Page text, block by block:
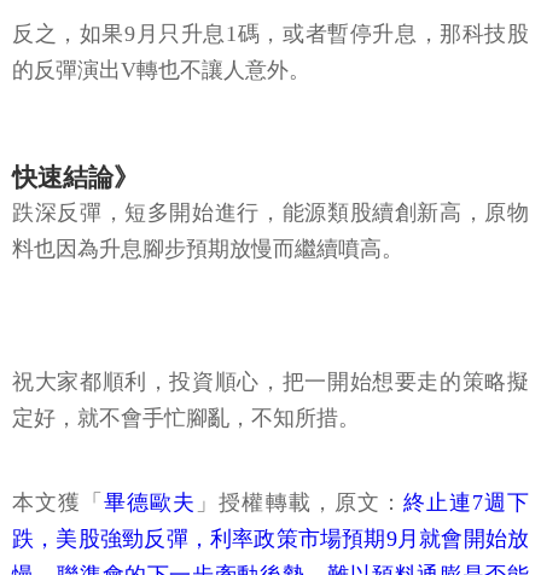
反之，如果9月只升息1碼，或者暫停升息，那科技股
的反彈演出V轉也不讓人意外。
快速結論》
跌深反彈，短多開始進行，能源類股續創新高，原物
料也因為升息腳步預期放慢而繼續噴高。
祝大家都順利，投資順心，把一開始想要走的策略擬
定好，就不會手忙腳亂，不知所措。
本文獲「畢德歐夫 」授權轉載，原文： 終止連7週下
跌，美股強勁反彈，利率政策市場預期9月就會開始放